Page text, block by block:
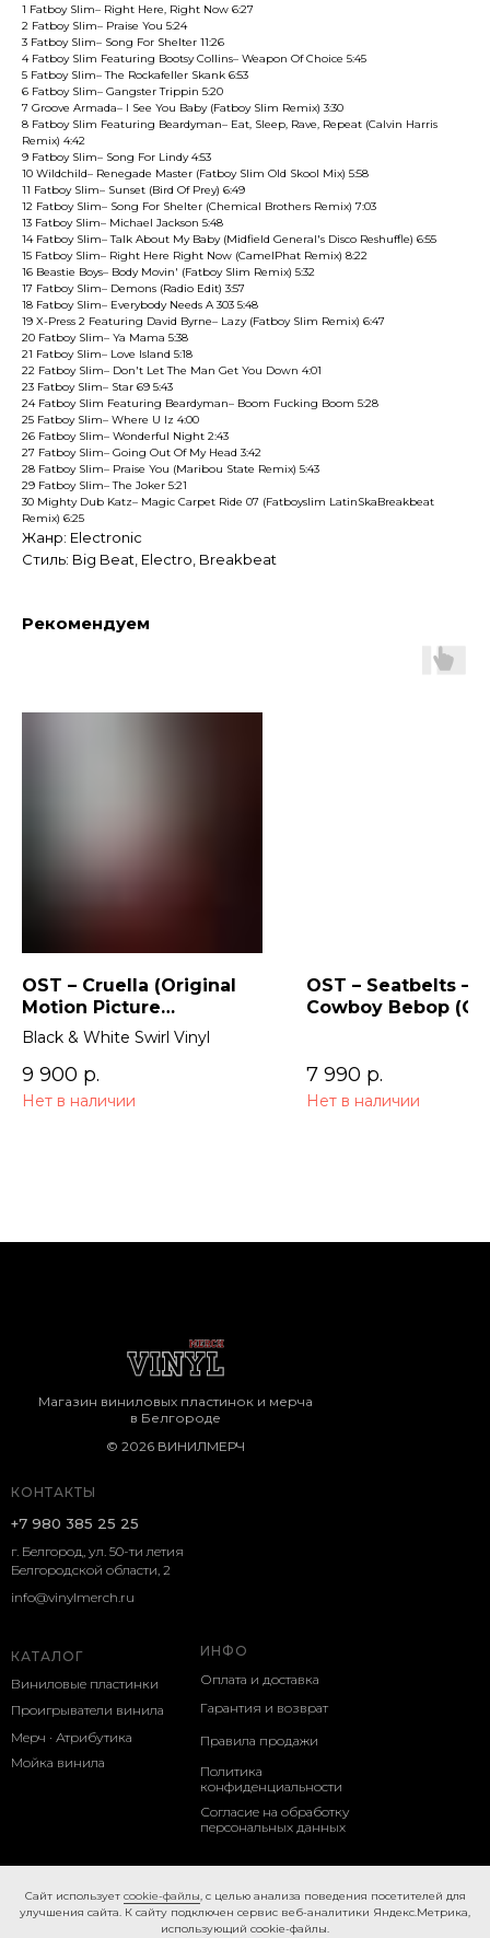
1 Fatboy Slim– Right Here, Right Now 6:27
2 Fatboy Slim– Praise You 5:24
3 Fatboy Slim– Song For Shelter 11:26
4 Fatboy Slim Featuring Bootsy Collins– Weapon Of Choice 5:45
5 Fatboy Slim– The Rockafeller Skank 6:53
6 Fatboy Slim– Gangster Trippin 5:20
7 Groove Armada– I See You Baby (Fatboy Slim Remix) 3:30
8 Fatboy Slim Featuring Beardyman– Eat, Sleep, Rave, Repeat (Calvin Harris
Remix) 4:42
9 Fatboy Slim– Song For Lindy 4:53
10 Wildchild– Renegade Master (Fatboy Slim Old Skool Mix) 5:58
11 Fatboy Slim– Sunset (Bird Of Prey) 6:49
12 Fatboy Slim– Song For Shelter (Chemical Brothers Remix) 7:03
13 Fatboy Slim– Michael Jackson 5:48
14 Fatboy Slim– Talk About My Baby (Midfield General's Disco Reshuffle) 6:55
15 Fatboy Slim– Right Here Right Now (CamelPhat Remix) 8:22
16 Beastie Boys– Body Movin' (Fatboy Slim Remix) 5:32
17 Fatboy Slim– Demons (Radio Edit) 3:57
18 Fatboy Slim– Everybody Needs A 303 5:48
19 X-Press 2 Featuring David Byrne– Lazy (Fatboy Slim Remix) 6:47
20 Fatboy Slim– Ya Mama 5:38
21 Fatboy Slim– Love Island 5:18
22 Fatboy Slim– Don't Let The Man Get You Down 4:01
23 Fatboy Slim– Star 69 5:43
24 Fatboy Slim Featuring Beardyman– Boom Fucking Boom 5:28
25 Fatboy Slim– Where U Iz 4:00
26 Fatboy Slim– Wonderful Night 2:43
27 Fatboy Slim– Going Out Of My Head 3:42
28 Fatboy Slim– Praise You (Maribou State Remix) 5:43
29 Fatboy Slim– The Joker 5:21
30 Mighty Dub Katz– Magic Carpet Ride 07 (Fatboyslim LatinSkaBreakbeat
Remix) 6:25
Жанр: Electronic
Стиль: Big Beat, Electro, Breakbeat
Рекомендуем
OST – Cruella (Original
Motion Picture
Soundtrack) 2LP
Black & White Swirl Vinyl
9 900 р.
Нет в наличии
OST – Seatbelts –
Cowboy Bebop
7 990 р.
Нет в наличии
КОНТАКТЫ
г. Белгород, ул. 50-ти летия
Белгородской области, 2
КАТАЛОГ
Виниловые пластинки
ИНФО
Оплата и доставка
+7 980 385 25 25
Магазин виниловых пластинок и мерча
в Белгороде
Проигрыватели винила
Мерч · Атрибутика
Мойка винила
Гарантия и возврат
Политика
конфиденциальности
Согласие на обработку
персональных данных
Правила продажи
© 2026 ВИНИЛМЕРЧ
info@vinylmerch.ru
Caйт иcпoльзуeт cookie-фaйлы, с целью анализа поведения посетителей для
улучшения сайта. К caйту пoдключeн cepвиc вeб-aнaлитики Яндeкc.Мeтpикa,
иcпoльзующий cookie-фaйлы.